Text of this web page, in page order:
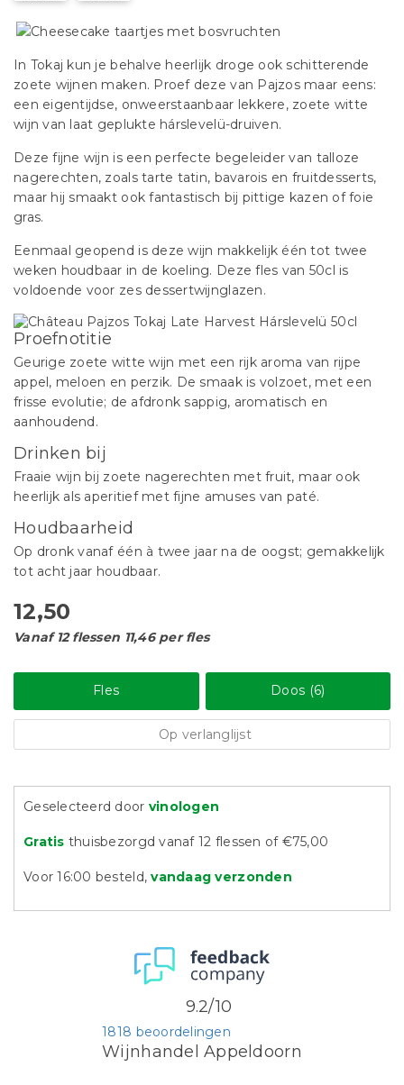
In Tokaj kun je behalve heerlijk droge ook schitterende
zoete wijnen maken. Proef deze van Pajzos maar eens:
een eigentijdse, onweerstaanbaar lekkere, zoete witte
wijn van laat geplukte hárslevelü-druiven.
Deze fijne wijn is een perfecte begeleider van talloze
nagerechten, zoals tarte tatin, bavarois en fruitdesserts,
maar hij smaakt ook fantastisch bij pittige kazen of foie
gras.
Eenmaal geopend is deze wijn makkelijk één tot twee
weken houdbaar in de koeling. Deze fles van 50cl is
voldoende voor zes dessertwijnglazen.
Proefnotitie
Geurige zoete witte wijn met een rijk aroma van rijpe
appel, meloen en perzik. De smaak is volzoet, met een
frisse evolutie; de afdronk sappig, aromatisch en
aanhoudend.
Drinken bij
Fraaie wijn bij zoete nagerechten met fruit, maar ook
heerlijk als aperitief met fijne amuses van paté.
Houdbaarheid
Op dronk vanaf één à twee jaar na de oogst; gemakkelijk
tot acht jaar houdbaar.
12,50
Vanaf 12 flessen 11,46 per fles
Fles Doos (6)
Op verlanglijst
Geselecteerd door vinologen
Gratis thuisbezorgd vanaf 12 flessen of €75,00
Voor 16:00 besteld,vandaag verzonden
Wijnhandel Appeldoorn
1818 beoordelingen
9.2/10